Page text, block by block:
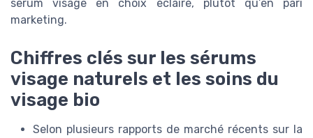
serum visage en choix éclairé, plutôt qu’en pari
marketing.
Chiffres clés sur les sérums
visage naturels et les soins du
visage bio
Selon plusieurs rapports de marché récents sur la